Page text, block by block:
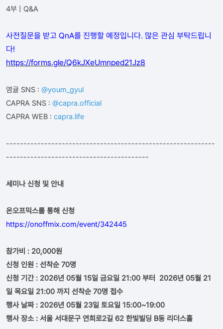
4부 | Q&A
사전질문을 받고 QnA를 진행할 예정입니다. 많은 관심 부탁드립니
다!
https://forms.gle/Q6kJXeUmnped21Jz8
염귤 SNS : @youm_gyul
CAPRA SNS : @capra.official
CAPRA WEB : capra.life
------------------------------------------------------------
-----------------------------------------
세미나 신청 및 안내
온오프믹스를 통해 신청
https://onoffmix.com/event/342445
참가비 : 20,000원
신청 인원 : 선착순 70명
신청 기간 : 2026년 05월 15일 금요일 21:00 부터 2026년 05월 21
일 목요일 21:00 까지 선착순 70명 접수
행사 날짜 : 2026년 05월 23일 토요일 15:00~19:00
행사 장소 : 서울 서대문구 연희로2길 62 한빛빌딩 B동 리더스홀